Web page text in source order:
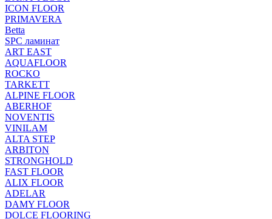
ICON FLOOR
PRIMAVERA
Betta
SPC ламинат
ART EAST
AQUAFLOOR
ROCKO
TARKETT
ALPINE FLOOR
ABERHOF
NOVENTIS
VINILAM
ALTA STEP
ARBITON
STRONGHOLD
FAST FLOOR
ALIX FLOOR
ADELAR
DAMY FLOOR
DOLCE FLOORING